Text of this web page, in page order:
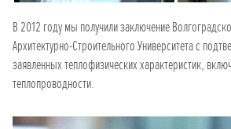
В 2012 году мы получили заключение
Архитектурно-Строительного Университета с
заявленных теплофизических характеристик,
теплопроводности.